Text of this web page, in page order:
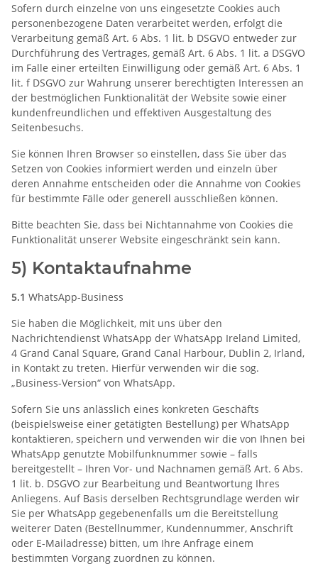
Sofern durch einzelne von uns eingesetzte Cookies auch
personenbezogene Daten verarbeitet werden, erfolgt die
Verarbeitung gemäß Art. 6 Abs. 1 lit. b DSGVO entweder zur
Durchführung des Vertrages, gemäß Art. 6 Abs. 1 lit. a DSGVO
im Falle einer erteilten Einwilligung oder gemäß Art. 6 Abs. 1
lit. f DSGVO zur Wahrung unserer berechtigten Interessen an
der bestmöglichen Funktionalität der Website sowie einer
kundenfreundlichen und effektiven Ausgestaltung des
Seitenbesuchs.
Sie können Ihren Browser so einstellen, dass Sie über das
Setzen von Cookies informiert werden und einzeln über
deren Annahme entscheiden oder die Annahme von Cookies
für bestimmte Fälle oder generell ausschließen können.
Bitte beachten Sie, dass bei Nichtannahme von Cookies die
Funktionalität unserer Website eingeschränkt sein kann.
5) Kontaktaufnahme
5.1 WhatsApp-Business
Sie haben die Möglichkeit, mit uns über den
Nachrichtendienst WhatsApp der WhatsApp Ireland Limited,
4 Grand Canal Square, Grand Canal Harbour, Dublin 2, Irland,
in Kontakt zu treten. Hierfür verwenden wir die sog.
„Business-Version“ von WhatsApp.
Sofern Sie uns anlässlich eines konkreten Geschäfts
(beispielsweise einer getätigten Bestellung) per WhatsApp
kontaktieren, speichern und verwenden wir die von Ihnen bei
WhatsApp genutzte Mobilfunknummer sowie – falls
bereitgestellt – Ihren Vor- und Nachnamen gemäß Art. 6 Abs.
1 lit. b. DSGVO zur Bearbeitung und Beantwortung Ihres
Anliegens. Auf Basis derselben Rechtsgrundlage werden wir
Sie per WhatsApp gegebenenfalls um die Bereitstellung
weiterer Daten (Bestellnummer, Kundennummer, Anschrift
oder E-Mailadresse) bitten, um Ihre Anfrage einem
bestimmten Vorgang zuordnen zu können.